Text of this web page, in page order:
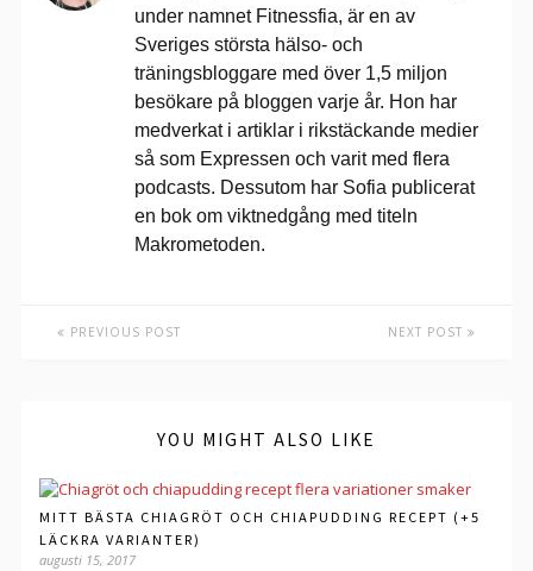
under namnet Fitnessfia, är en av
Sveriges största hälso- och
träningsbloggare med över 1,5 miljon
besökare på bloggen varje år. Hon har
medverkat i artiklar i rikstäckande medier
så som Expressen och varit med flera
podcasts. Dessutom har Sofia publicerat
en bok om viktnedgång med titeln
Makrometoden.
PREVIOUS POST NEXT POST
YOU MIGHT ALSO LIKE
MITT BÄSTA CHIAGRÖT OCH CHIAPUDDING RECEPT (+5
LÄCKRA VARIANTER)
augusti 15, 2017